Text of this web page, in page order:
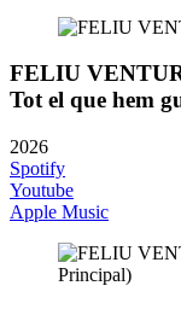
FELIU
Tot el que hem
2026
Spotify
Youtube
Apple Music